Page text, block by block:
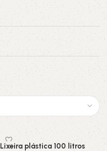
Lixeira plástica 100 litros